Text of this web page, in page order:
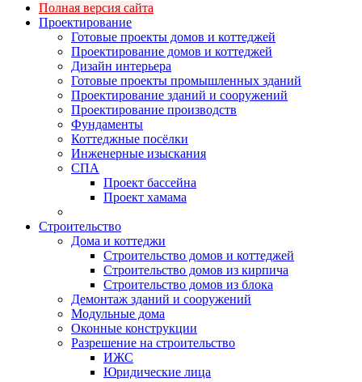
Полная версия сайта
Проектирование
Готовые проекты домов и коттеджей
Проектирование домов и коттеджей
Дизайн интерьера
Готовые проекты промышленных зданий
Проектирование зданий и сооружений
Проектирование производств
Фундаменты
Коттеджные посёлки
Инженерные изыскания
СПА
Проект бассейна
Проект хамама
Строительство
Дома и коттеджи
Строительство домов и коттеджей
Строительство домов из кирпича
Строительство домов из блока
Демонтаж зданий и сооружений
Модульные дома
Оконные конструкции
Разрешение на строительство
ИЖС
Юридические лица